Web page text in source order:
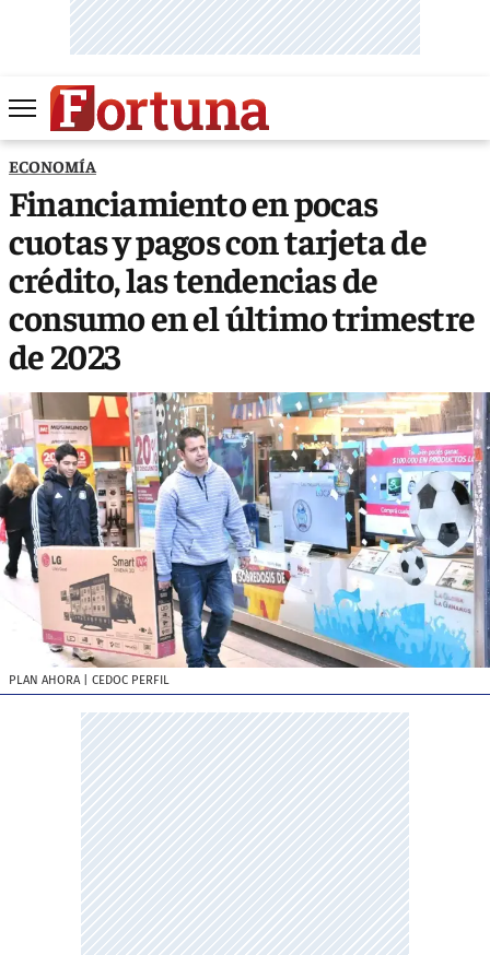
ECONOMÍA
Financiamiento en pocas
cuotas y pagos con tarjeta de
crédito, las tendencias de
consumo en el último trimestre
de 2023
PLAN AHORA| CEDOC PERFIL